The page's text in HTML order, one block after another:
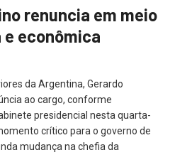
renuncia em meio
econômica
da Argentina, Gerardo
ao cargo, conforme
presidencial nesta quarta-
crítico para o governo de
mudança na chefia da